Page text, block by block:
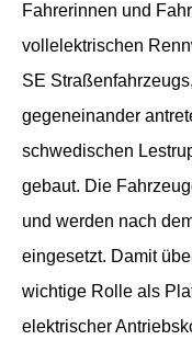
Fahrerinnen und
vollelektrischen
SE
gegeneinander
schwedischen
gebaut. Die
und werden nach
eingesetzt. Damit
wichtige Rolle als
elektrischer